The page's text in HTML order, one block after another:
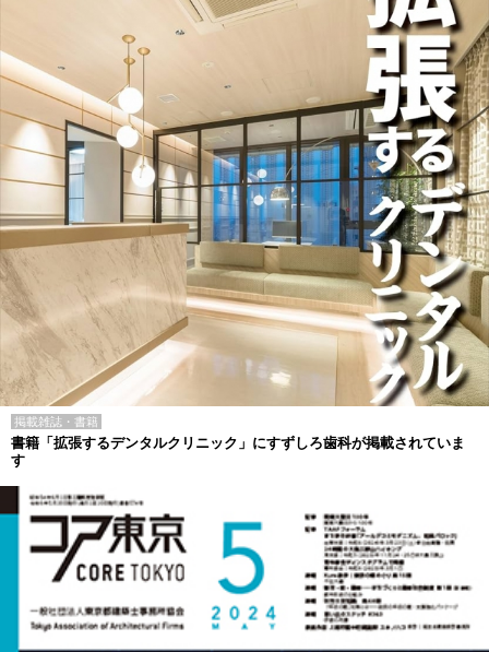
掲載雑誌・書籍
書籍「拡張するデンタルクリニック」にすずしろ歯科が掲載されていま
す